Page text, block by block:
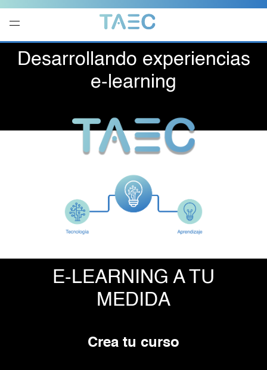
Desarrollando experiencias
e-learning
E-LEARNING A TU
MEDIDA
Crea tu curso